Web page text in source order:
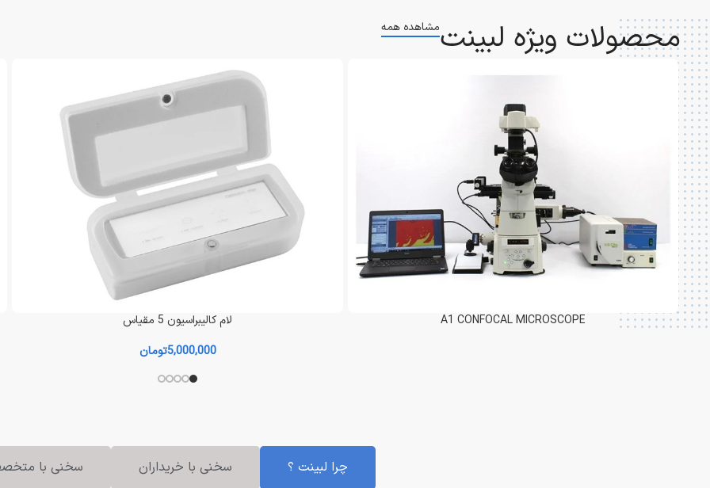
محصولات ویژه لبینتمشاهده همه
افزودن به سبد خرید
لام کالیبراسیون 5 مقیاس
Explorer7000 Handheld X-ray Spectrometer
چرا لبینت ؟ سخنی با خریداران سخنی با